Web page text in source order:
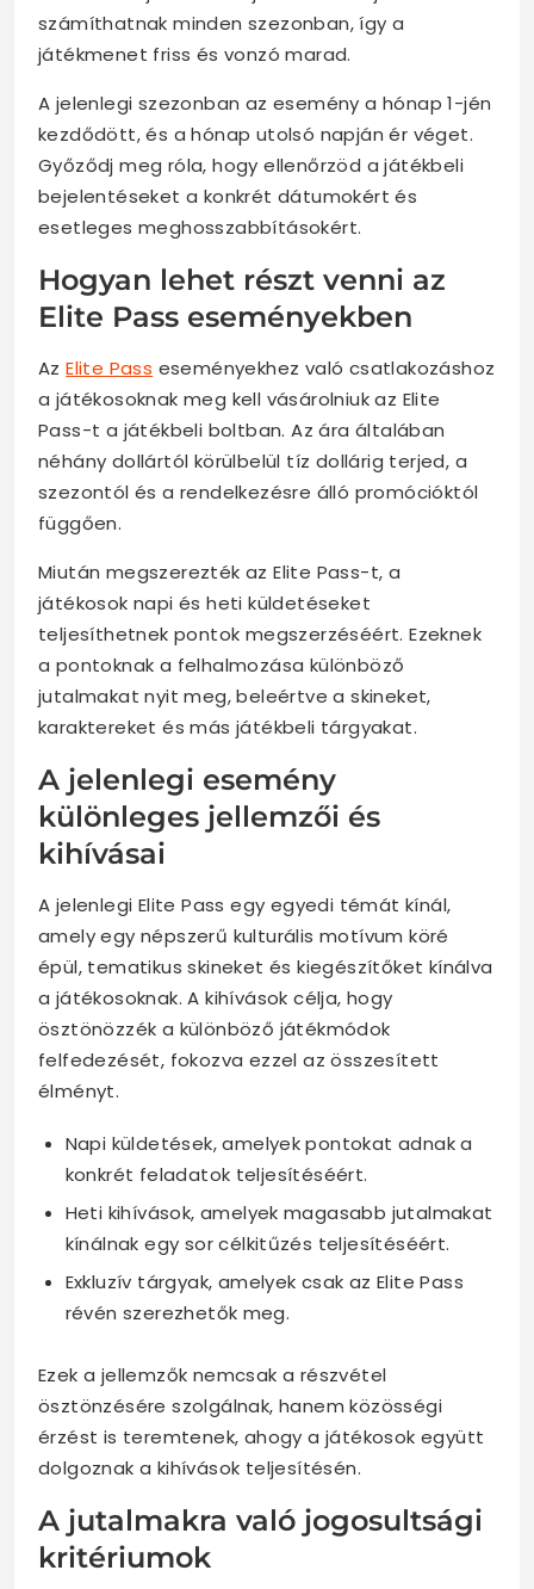
számíthatnak minden szezonban, így a
játékmenet friss és vonzó marad.
A jelenlegi szezonban az esemény a hónap 1-jén
kezdődött, és a hónap utolsó napján ér véget.
Győződj meg róla, hogy ellenőrzöd a játékbeli
bejelentéseket a konkrét dátumokért és
esetleges meghosszabbításokért.
Hogyan lehet részt venni az
Elite Pass eseményekben
AzElite Pass eseményekhez való csatlakozáshoz
a játékosoknak meg kell vásárolniuk az Elite
Pass-t a játékbeli boltban. Az ára általában
néhány dollártól körülbelül tíz dollárig terjed, a
szezontól és a rendelkezésre álló promócióktól
függően.
Miután megszerezték az Elite Pass-t, a
játékosok napi és heti küldetéseket
teljesíthetnek pontok megszerzéséért. Ezeknek
a pontoknak a felhalmozása különböző
jutalmakat nyit meg, beleértve a skineket,
karaktereket és más játékbeli tárgyakat.
A jelenlegi esemény
különleges jellemzői és
kihívásai
A jelenlegi Elite Pass egy egyedi témát kínál,
amely egy népszerű kulturális motívum köré
épül, tematikus skineket és kiegészítőket kínálva
a játékosoknak. A kihívások célja, hogy
ösztönözzék a különböző játékmódok
felfedezését, fokozva ezzel az összesített
élményt.
Napi küldetések, amelyek pontokat adnak a
konkrét feladatok teljesítéséért.
Heti kihívások, amelyek magasabb jutalmakat
kínálnak egy sor célkitűzés teljesítéséért.
Exkluzív tárgyak, amelyek csak az Elite Pass
révén szerezhetők meg.
Ezek a jellemzők nemcsak a részvétel
ösztönzésére szolgálnak, hanem közösségi
érzést is teremtenek, ahogy a játékosok együtt
dolgoznak a kihívások teljesítésén.
A jutalmakra való jogosultsági
kritériumok